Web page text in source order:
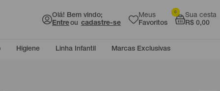
Olá! Bem vindo;
Entreou cadastre-se
Meus
Favoritos
Sua cesta
R$ 0,00
0
Higiene Linha Infantil Marcas Exclusivas